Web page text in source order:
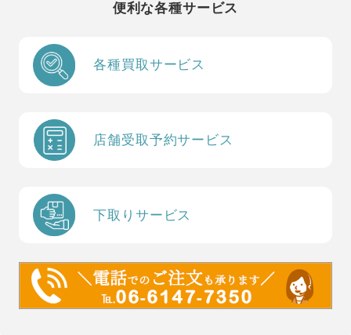
便利な各種サービス
各種買取サービス
店舗受取予約サービス
下取りサービス